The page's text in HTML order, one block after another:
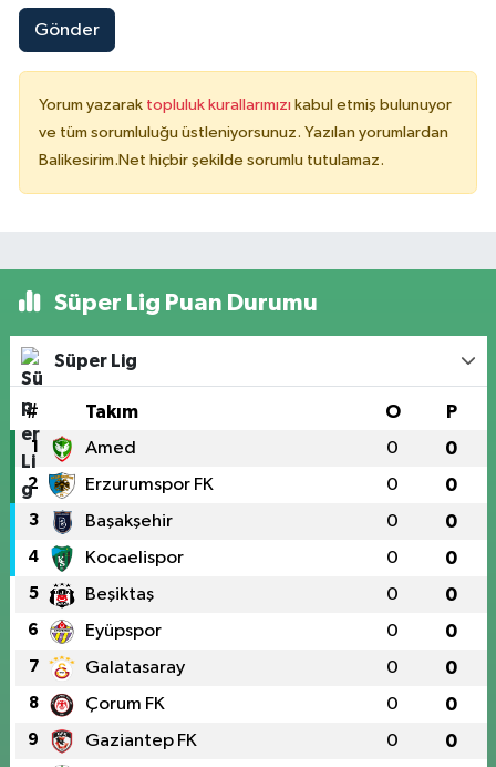
Gönder
Yorum yazarak topluluk kurallarımızı kabul etmiş bulunuyor
ve tüm sorumluluğu üstleniyorsunuz. Yazılan yorumlardan
Balikesirim.Net hiçbir şekilde sorumlu tutulamaz.
Süper Lig Puan Durumu
Süper Lig
# Takım O P
1 Amed 0 0
2 Erzurumspor FK 0 0
3 Başakşehir 0 0
4 Kocaelispor 0 0
5 Beşiktaş 0 0
6 Eyüpspor 0 0
7 Galatasaray 0 0
8 Çorum FK 0 0
9 Gaziantep FK 0 0